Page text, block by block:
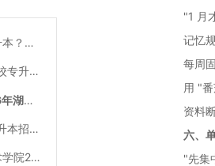
湖南定向士官如何专升本？两条核心路径需要
湖南省2026年普通高校专升本免试计划征
42所院校汇总！2026年湖南专升本院校
长沙医学院2026年专升本招生计划正式公
湖南工程学院应用技术学院2026年专升本
"1 月
记忆
每周
用 "
资料
六、
"先集